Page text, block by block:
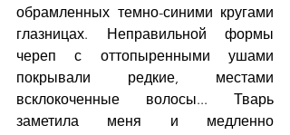
обрамленных темно-синими кругами
глазницах. Неправильной формы
череп с оттопыренными ушами
покрывали редкие, местами
всклокоченные волосы... Тварь
заметила меня и медленно